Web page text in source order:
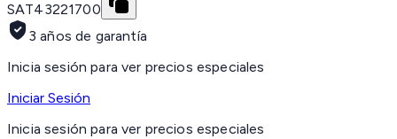
SAT43221700
3 años de garantía
Inicia sesión para ver precios especiales
Iniciar Sesión
Inicia sesión para ver precios especiales